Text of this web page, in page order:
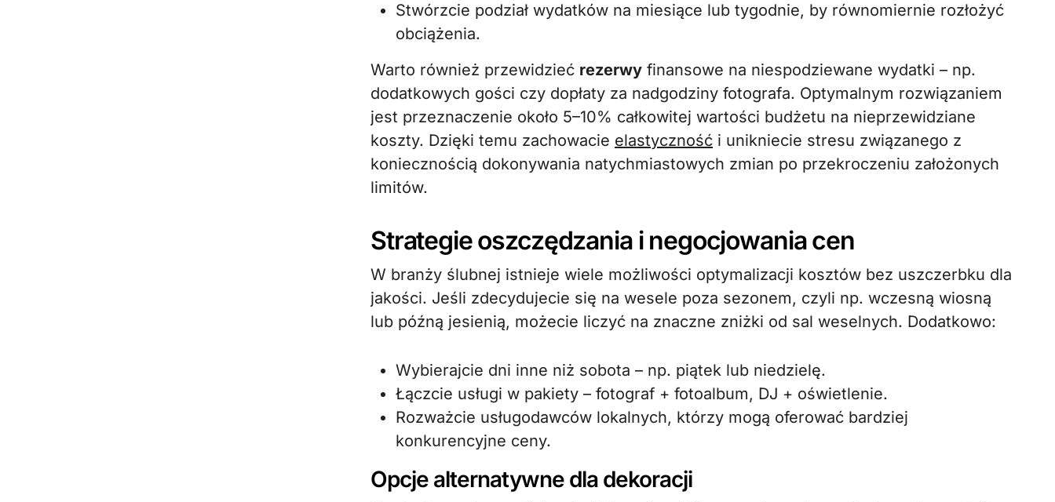
Stwórzcie podział wydatków na miesiące lub tygodnie, by równomiernie rozłożyć
obciążenia.
Warto również przewidzieć rezerwy finansowe na niespodziewane wydatki – np.
dodatkowych gości czy dopłaty za nadgodziny fotografa. Optymalnym rozwiązaniem
jest przeznaczenie około 5–10% całkowitej wartości budżetu na nieprzewidziane
koszty. Dzięki temu zachowacie elastyczność i unikniecie stresu związanego z
koniecznością dokonywania natychmiastowych zmian po przekroczeniu założonych
limitów.
Strategie oszczędzania i negocjowania cen
W branży ślubnej istnieje wiele możliwości optymalizacji kosztów bez uszczerbku dla
jakości. Jeśli zdecydujecie się na wesele poza sezonem, czyli np. wczesną wiosną
lub późną jesienią, możecie liczyć na znaczne zniżki od sal weselnych. Dodatkowo:
Wybierajcie dni inne niż sobota – np. piątek lub niedzielę.
Łączcie usługi w pakiety – fotograf + fotoalbum, DJ + oświetlenie.
Rozważcie usługodawców lokalnych, którzy mogą oferować bardziej
konkurencyjne ceny.
Opcje alternatywne dla dekoracji